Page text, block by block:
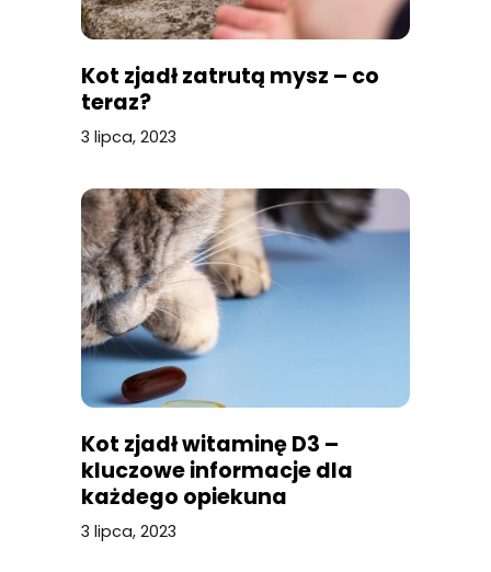
Kot zjadł zatrutą mysz – co
teraz?
3 lipca, 2023
Kot zjadł witaminę D3 –
kluczowe informacje dla
każdego opiekuna
3 lipca, 2023